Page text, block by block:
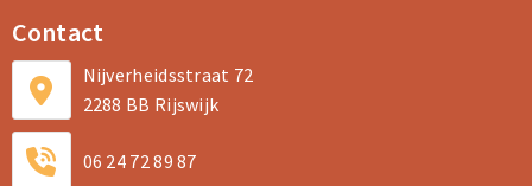
Contact
Nijverheidsstraat 72
2288 BB Rijswijk
06 24 72 89 87